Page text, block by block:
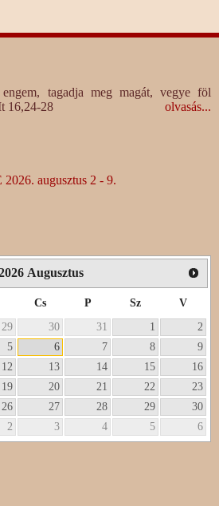
tagadja meg magát, vegye föl
16,24-28
olvasás...
augusztus 2 - 9.
Augusztus
Cs P Sz
V
29 30 31 1
2
5 6 7 8
9
12 13 14 15
16
19 20 21 22
23
26 27 28 29
30
2 3 4 5 6